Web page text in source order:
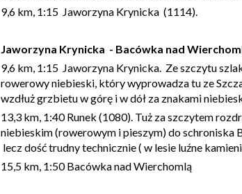
9,6 km, 1:15 Jaworzyna Krynicka (1114).
Jaworzyna Krynicka - Bacówka nad
9,6 km, 1:15 Jaworzyna Krynicka. Ze szczytu
rowerowy niebieski, który wyprowadza tu ze
wzdłuż grzbietu w górę i w dół za znakami
13,3 km, 1:40 Runek (1080). Tuż za szczytem
niebieskim (rowerowym i pieszym) do schroniska
lecz dość trudny technicznie ( w lesie luźne
15,5 km, 1:50 Bacówka nad Wierchomlą